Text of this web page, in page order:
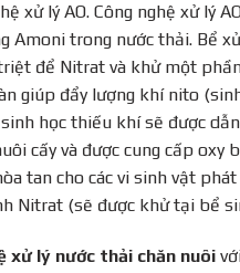
xử lý AO. Công nghệ xử lý
Amoni trong nước thải. Bể
để Nitrat và khử một
giúp đẩy lượng khí nito
học thiếu khí sẽ được
cấy và được cung cấp
tan cho các vi sinh vật
Nitrat (sẽ được khử tại bể
xử lý nước thải chăn nuôi